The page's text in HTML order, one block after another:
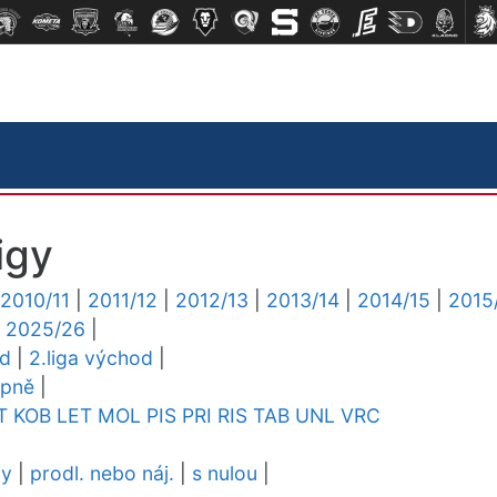
2010/11 2011/12 2012/13 2013/14 2014/15
2025/26
2.liga východ
KOB LET MOL PIS PRI RIS TAB UNL VRC
prodl. nebo náj. s nulou